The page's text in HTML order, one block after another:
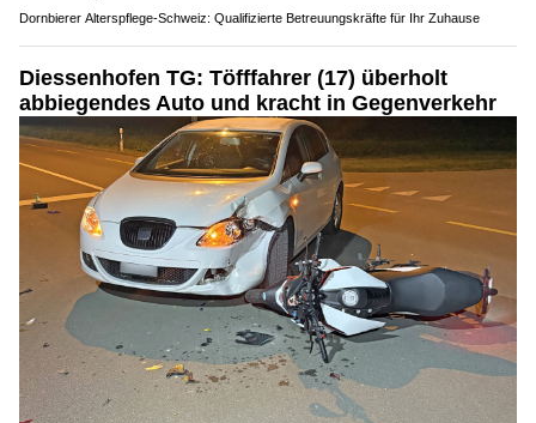
Dornbierer Alterspflege-Schweiz: Qualifizierte Betreuungskräfte für Ihr Zuhause
Diessenhofen TG: Töfffahrer (17) überholt
abbiegendes Auto und kracht in Gegenverkehr